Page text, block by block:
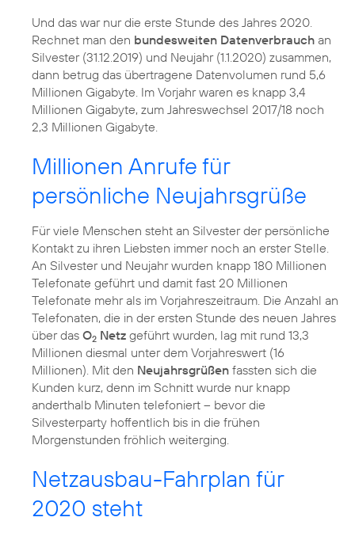
Und das war nur die erste Stunde des Jahres 2020.
Rechnet man den bundesweiten Datenverbrauch an
Silvester (31.12.2019) und Neujahr (1.1.2020) zusammen,
dann betrug das übertragene Datenvolumen rund 5,6
Millionen Gigabyte. Im Vorjahr waren es knapp 3,4
Millionen Gigabyte, zum Jahreswechsel 2017/18 noch
2,3 Millionen Gigabyte.
Millionen Anrufe für
persönliche Neujahrsgrüße
Für viele Menschen steht an Silvester der persönliche
Kontakt zu ihren Liebsten immer noch an erster Stelle.
An Silvester und Neujahr wurden knapp 180 Millionen
Telefonate geführt und damit fast 20 Millionen
Telefonate mehr als im Vorjahreszeitraum. Die Anzahl an
Telefonaten, die in der ersten Stunde des neuen Jahres
über das O2 Netz geführt wurden, lag mit rund 13,3
Millionen diesmal unter dem Vorjahreswert (16
Millionen). Mit den Neujahrsgrüßen fassten sich die
Kunden kurz, denn im Schnitt wurde nur knapp
anderthalb Minuten telefoniert – bevor die
Silvesterparty hoffentlich bis in die frühen
Morgenstunden fröhlich weiterging.
Netzausbau-Fahrplan für
2020 steht